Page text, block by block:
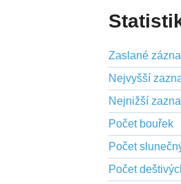
Zaslané
Nejvyšší
Nejnižší
Počet bouřek
Počet
Počet